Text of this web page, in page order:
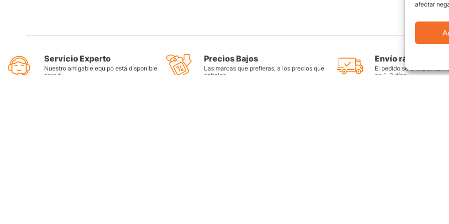
afectar
Servicio Experto
Nuestro amigable equipo está disponible
para ti
Precios Bajos
Las marcas que prefieras, a los precios que
anhelas
Envío rápido y
El pedido se envía en un
en 1-3 días